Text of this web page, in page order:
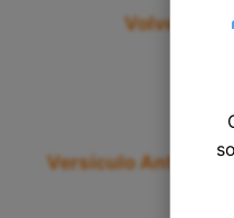
Volver al
Versículo Anterior|